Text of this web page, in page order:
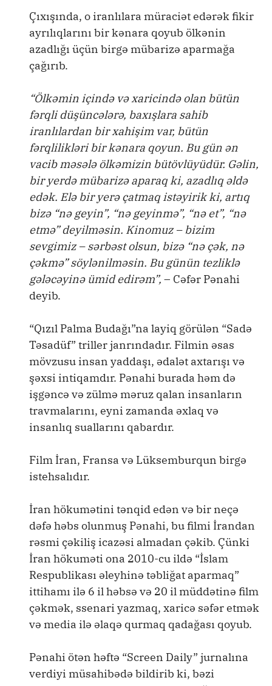
Çıxışında, o iranlılara müraciət edərək fikir
ayrılıqlarını bir kənara qoyub ölkənin
azadlığı üçün birgə mübarizə aparmağa
çağırıb.
“Ölkəmin içində və xaricində olan bütün
fərqli düşüncələrə, baxışlara sahib
iranlılardan bir xahişim var, bütün
fərqlilikləri bir kənara qoyun. Bu gün ən
vacib məsələ ölkəmizin bütövlüyüdür. Gəlin,
bir yerdə mübarizə aparaq ki, azadlıq əldə
edək. Elə bir yerə çatmaq istəyirik ki, artıq
bizə “nə geyin”, “nə geyinmə”, “nə et”, “nə
etmə” deyilməsin. Kinomuz – bizim
sevgimiz – sərbəst olsun, bizə “nə çək, nə
çəkmə” söylənilməsin. Bu günün tezliklə
gələcəyinə ümid edirəm”, – Cəfər Pənahi
deyib.
“Qızıl Palma Budağı”na layiq görülən “Sadə
Təsadüf” triller janrındadır. Filmin əsas
mövzusu insan yaddaşı, ədalət axtarışı və
şəxsi intiqamdır. Pənahi burada həm də
işgəncə və zülmə məruz qalan insanların
travmalarını, eyni zamanda əxlaq və
insanlıq suallarını qabardır.
Film İran, Fransa və Lüksemburqun birgə
istehsalıdır.
İran hökumətini tənqid edən və bir neçə
dəfə həbs olunmuş Pənahi, bu filmi İrandan
rəsmi çəkiliş icazəsi almadan çəkib. Çünki
İran hökuməti ona 2010-cu ildə “İslam
Respublikası əleyhinə təbliğat aparmaq”
ittihamı ilə 6 il həbsə və 20 il müddətinə film
çəkmək, ssenari yazmaq, xaricə səfər etmək
və media ilə əlaqə qurmaq qadağası qoyub.
Pənahi ötən həftə “Screen Daily” jurnalına
verdiyi müsahibədə bildirib ki, bəzi